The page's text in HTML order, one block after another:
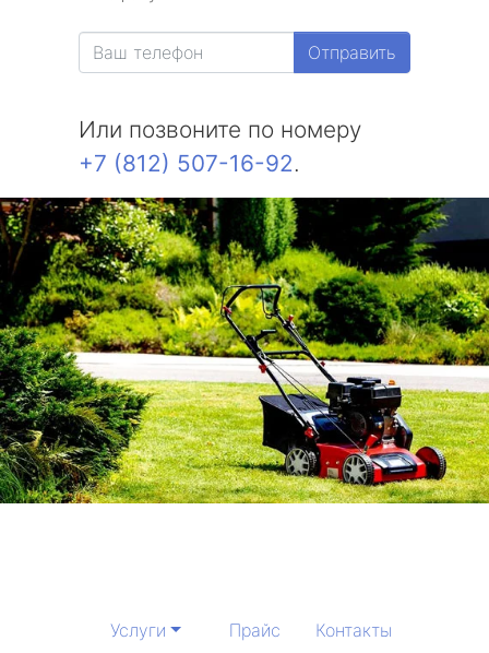
Отправить
Или позвоните по номеру
+7 (812) 507-16-92.
Услуги Прайс Контакты